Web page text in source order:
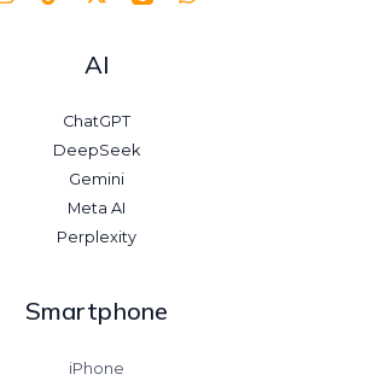
AI
ChatGPT
DeepSeek
Gemini
Meta AI
Perplexity
Smartphone
iPhone